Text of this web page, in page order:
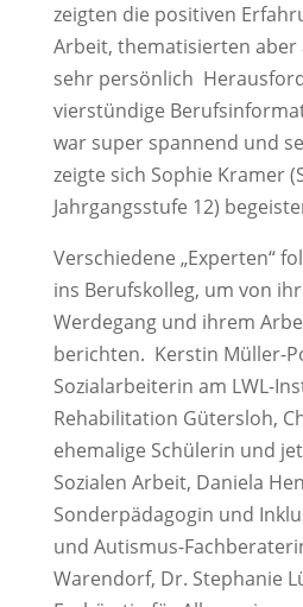
zeigten die positiven
Arbeit, thematisierten aber
sehr persönlich
vierstündige
war super spannend und
zeigte sich Sophie Kramer
Jahrgangsstufe 12)
Verschiedene „Experten“
ins Berufskolleg, um von
Werdegang und ihrem
berichten. Kerstin Müller-
Sozialarbeiterin am LWL-
Rehabilitation Gütersloh,
ehemalige Schülerin und
Sozialen Arbeit, Daniela
Sonderpädagogin und
und Autismus-
Warendorf, Dr. Stephanie